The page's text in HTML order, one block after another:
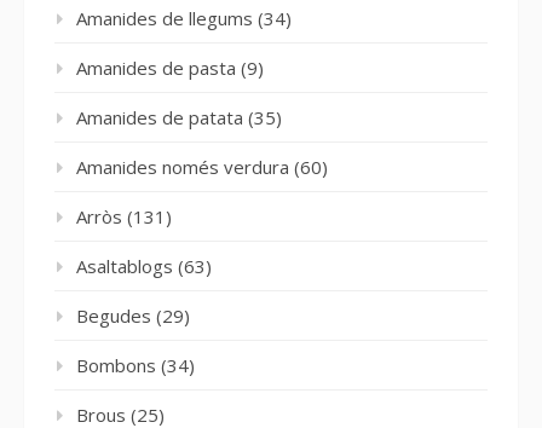
Amanides de llegums (34)
Amanides de pasta (9)
Amanides de patata (35)
Amanides només verdura (60)
Arròs (131)
Asaltablogs (63)
Begudes (29)
Bombons (34)
Brous (25)